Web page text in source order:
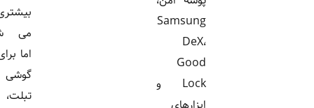
Samsung
DeX،
Good
Lock و
بیشتری
می شود،
اما برای ۱۹
گوشی و
تبلت، این